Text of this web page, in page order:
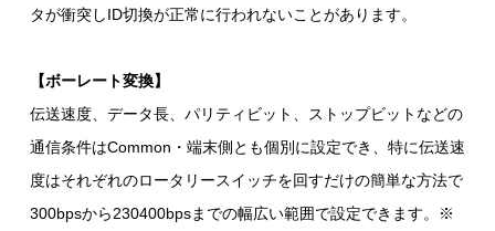
タが衝突しID切換が正常に行われないことがあります。
【ボーレート変換】
伝送速度、データ長、パリティビット、ストップビットなどの
通信条件はCommon・端末側とも個別に設定でき、特に伝送速
度はそれぞれのロータリースイッチを回すだけの簡単な方法で
300bpsから230400bpsまでの幅広い範囲で設定できます。※